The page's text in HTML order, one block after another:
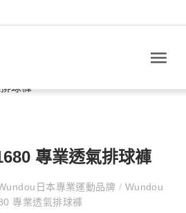
專業透氣排球褲
日本專業運動品牌 / Wundou
專業透氣排球褲